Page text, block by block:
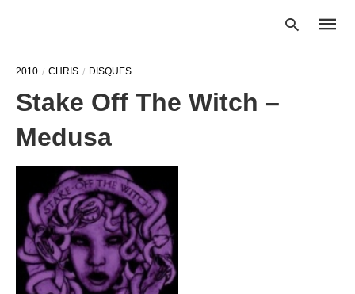
2010 CHRIS DISQUES
Stake Off The Witch –
Medusa